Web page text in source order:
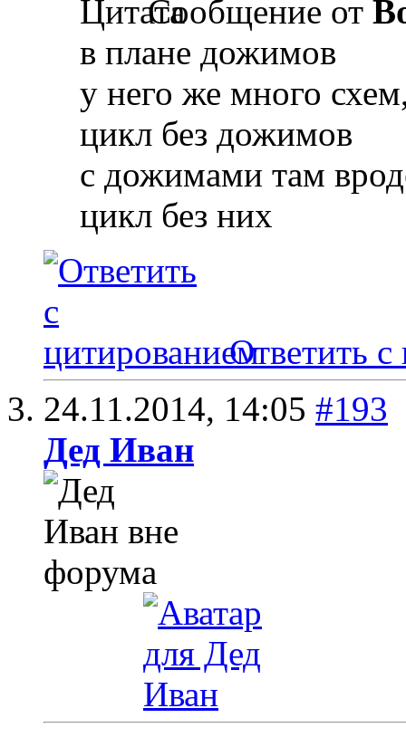
Сообщение от
в плане дожимов
у него же много
цикл без дожимов
с дожимами там
цикл без них
Ответить с
24.11.2014, 14:05 #193
Дед Иван